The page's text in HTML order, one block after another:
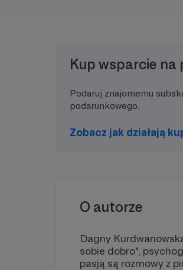
Kup wsparcie na
Podaruj znajomemu
podarunkowego.
Zobacz jak działają
O autorze
Dagny
sobie dobro",
pasją są rozmowy z